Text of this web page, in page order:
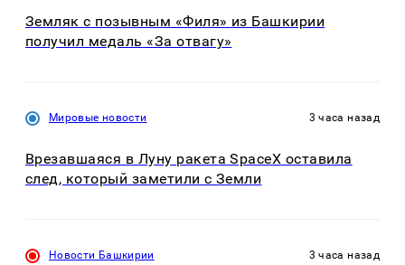
Земляк с позывным «Филя» из Башкирии
получил медаль «За отвагу»
Мировые новости 3 часа назад
Врезавшаяся в Луну ракета SpaceX оставила
след, который заметили с Земли
Новости Башкирии 3 часа назад